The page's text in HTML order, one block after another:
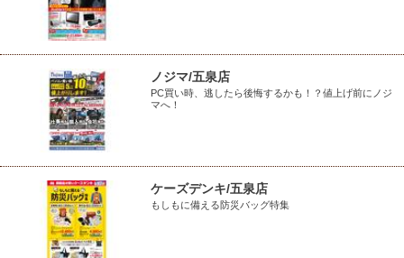
ノジマ/五泉店
PC買い時、逃したら後悔するかも！？値上げ前にノジ
マへ！
ケーズデンキ/五泉店
もしもに備える防災バッグ特集